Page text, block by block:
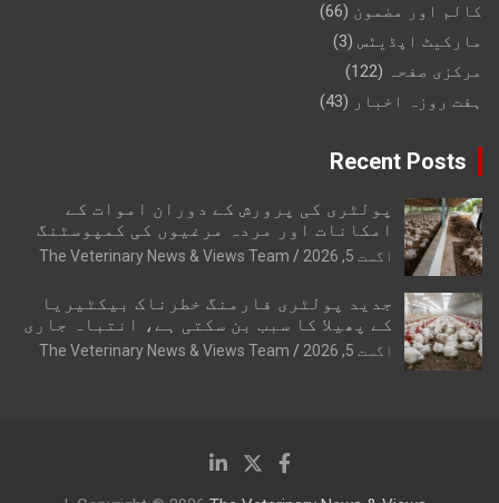
کالم اور مضمون (66)
مارکیٹ اپڈیٹس (3)
مرکزی صفحہ (122)
ہفت روزہ اخبار (43)
Recent Posts
پولٹری کی پرورش کے دوران اموات کے
امکانات اور مردہ مرغیوں کی کمپوسٹنگ
اگست 5, 2026 The Veterinary News & Views Team
جدید پولٹری فارمنگ خطرناک بیکٹیریا
کے پھیلا کا سبب بن سکتی ہے، انتباہ جاری
اگست 5, 2026 The Veterinary News & Views Team